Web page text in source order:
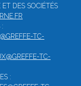
DES SOCIÉTÉS
:
TC-
TC-
: